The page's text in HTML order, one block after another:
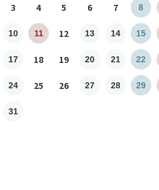
3
4 5 6 7 8
10 11 12 13 14 15
17 18 19 20 21 22
24 25 26 27 28 29
31